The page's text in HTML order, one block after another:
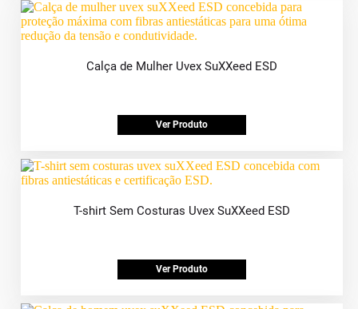
Calça de Mulher Uvex SuXXeed ESD
Ver Produto
T-shirt Sem Costuras Uvex SuXXeed ESD
Ver Produto